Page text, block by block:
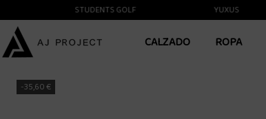
STUDENTS GOLF YUXUS
CALZADO ROPA
-35,60 €